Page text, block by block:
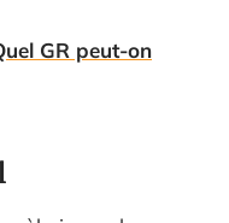
GR peut-on